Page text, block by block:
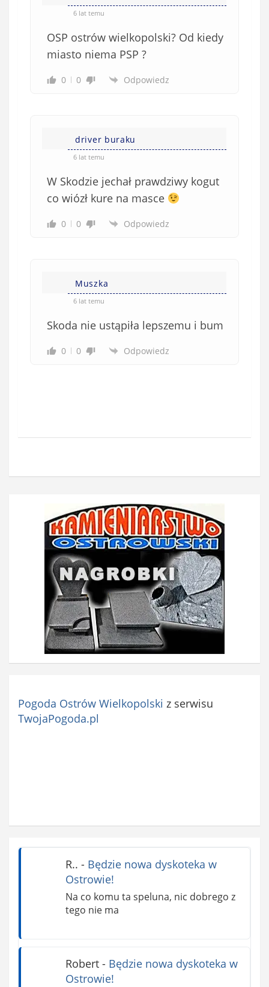
6 lat temu
OSP ostrów wielkopolski? Od kiedy
miasto niema PSP ?
0 0 Odpowiedz
driver buraku
6 lat temu
W Skodzie jechał prawdziwy kogut
co wiózł kure na masce
0 0 Odpowiedz
Muszka
6 lat temu
Skoda nie ustąpiła lepszemu i bum
0 0 Odpowiedz
Pogoda Ostrów Wielkopolski z serwisu
TwojaPogoda.pl
R.. - Będzie nowa dyskoteka w
Ostrowie!
Na co komu ta speluna, nic dobrego z
tego nie ma
Robert- Będzie nowa dyskoteka w
Ostrowie!